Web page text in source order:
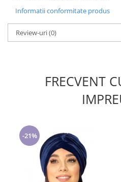
Informatii conformitate produs
Review-uri(0)
FRECVENT
-21%